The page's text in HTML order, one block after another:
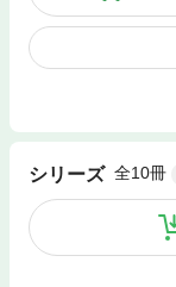
シリーズ 全10冊